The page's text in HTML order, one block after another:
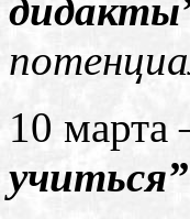
10 марта
учиться”